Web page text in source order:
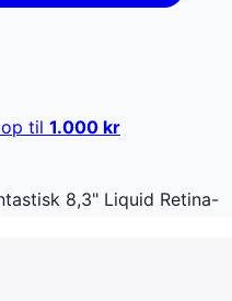
op til 1.000 kr
8,3" Liquid Retina-